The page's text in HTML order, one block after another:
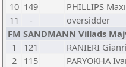
10 149 PHILLIPS
11
- oversidder
FM SANDMANN Villads
1
121 RANIERI
2
115 PARYOKHA